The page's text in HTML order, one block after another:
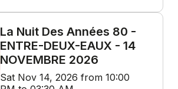
La Nuit Des Années 80 -
ENTRE-DEUX-EAUX - 14
NOVEMBRE 2026
Sat Nov 14, 2026 from 10:00